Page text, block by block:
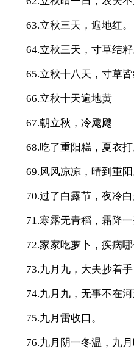
63.立秋三天，遍地红。
64.立秋三天，寸草结籽
65.立秋十八天，寸草
66.立秋十天遍地黄
67.朝立秋，冷飕飕
68.吃了重阳糕，夏衣打
69.风风凉凉，晴到重阳
70.过了白露节，夜冷白
71.寒露无青稻，霜降一
72.家家吃萝卜，疾病
73.九月九，大夫抄着手
74.九月九，无事不在
75.九月雷收口。
76.九月阴一冬温，九月